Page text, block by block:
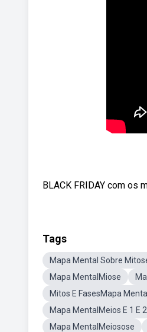
BLACK FRIDAY com os
Tags
Mapa Mental Sobre
Mapa MentalMiose
Mitos E FasesMapa Mental
Mapa MentalMeios E 1 E 2
Mapa MentalMeiosose